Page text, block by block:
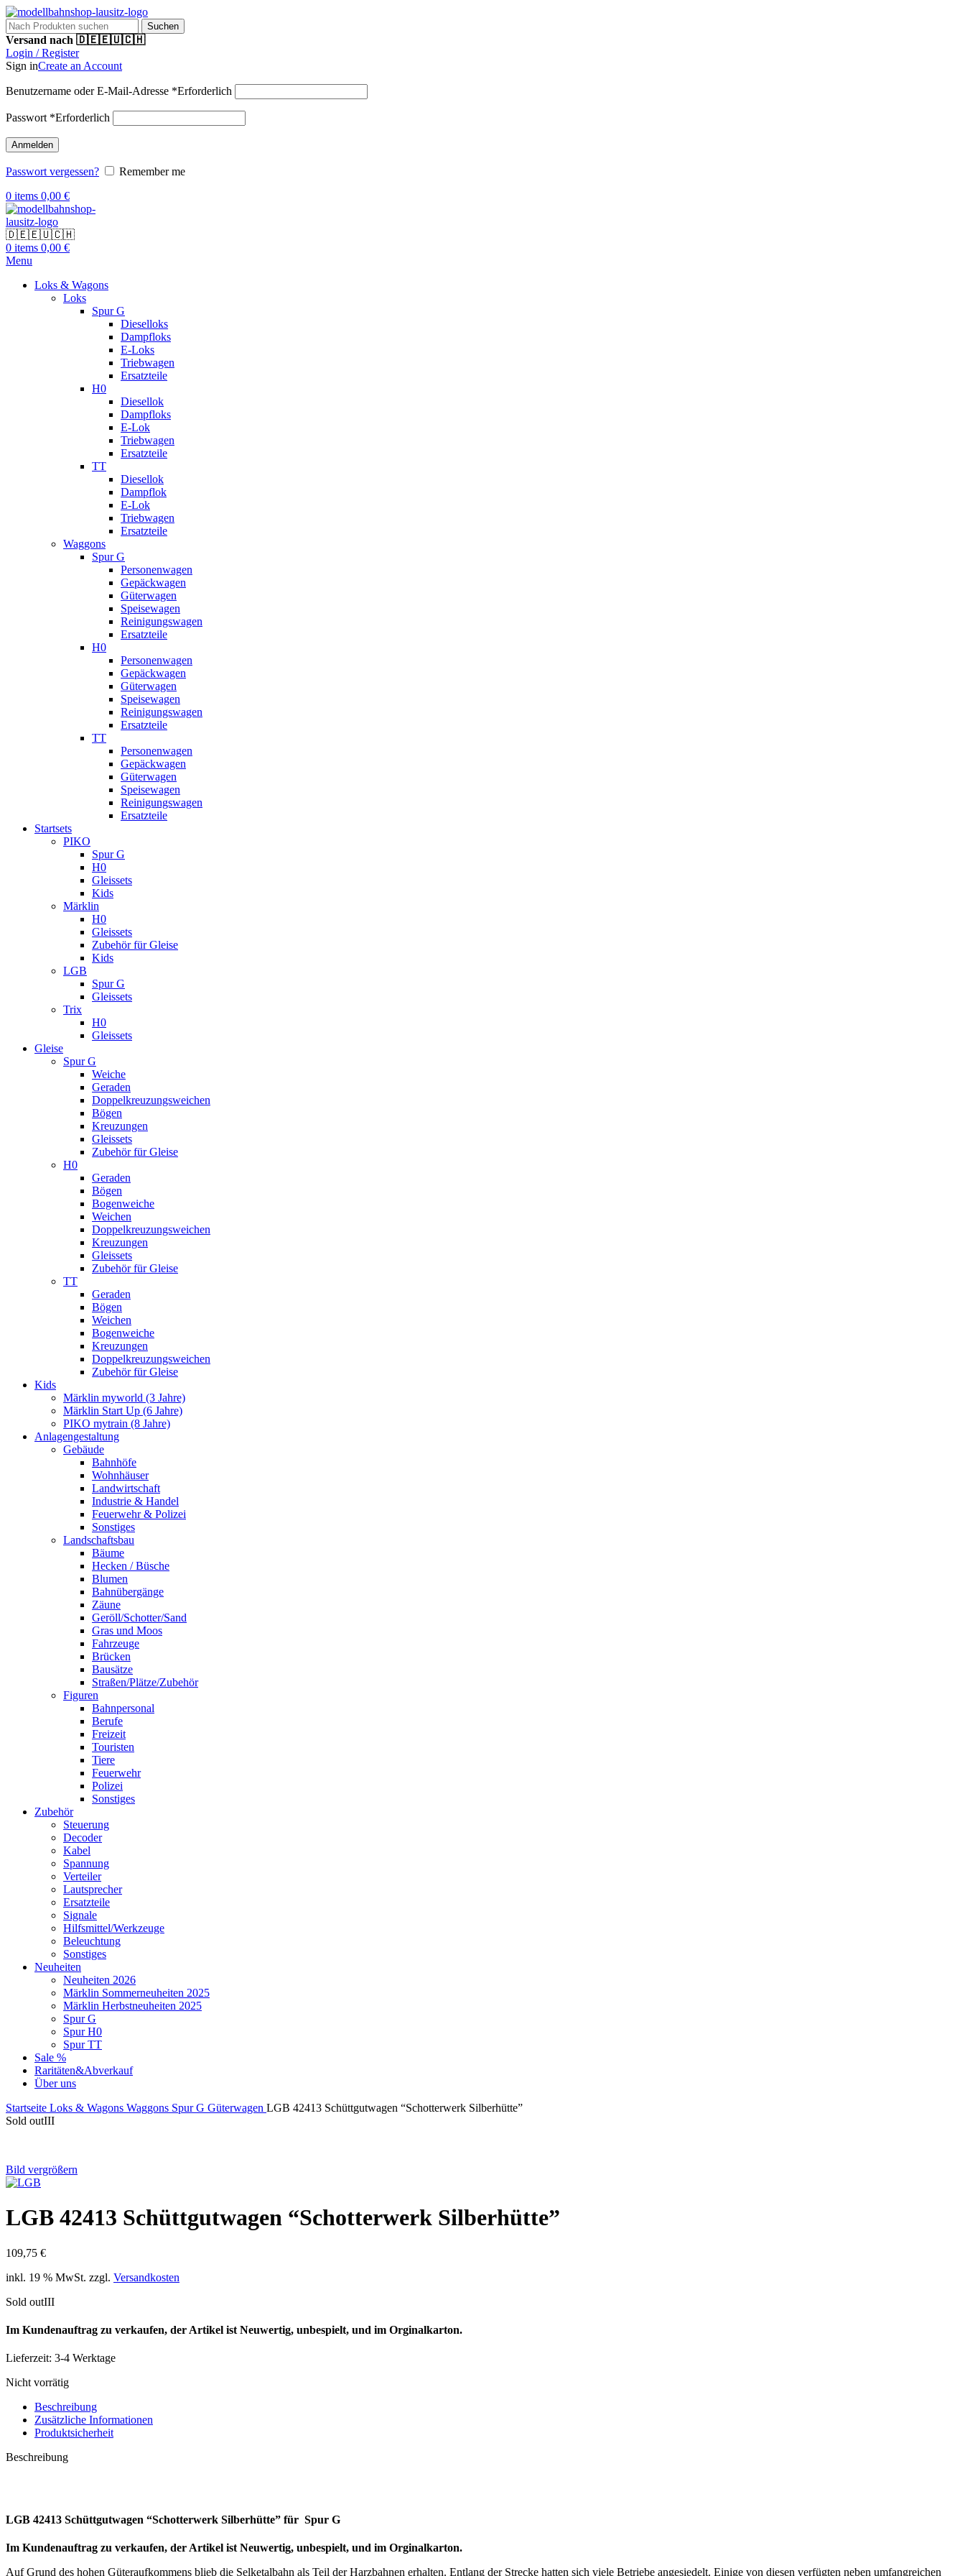
Suchen
Versand nach 🇩🇪🇪🇺🇨🇭
Login / Register
Sign inCreate an Account
Benutzername oder E-Mail-Adresse *Erforderlich
Passwort *Erforderlich
Anmelden
Passwort vergessen?
Remember me
0 items 0,00 €
🇩🇪🇪🇺🇨🇭
0 items 0,00 €
Menu
Loks & Wagons
Loks
Spur G
Dieselloks
Dampfloks
E-Loks
Triebwagen
Ersatzteile
H0
Diesellok
Dampfloks
E-Lok
Triebwagen
Ersatzteile
TT
Diesellok
Dampflok
E-Lok
Triebwagen
Ersatzteile
Waggons
Spur G
Personenwagen
Gepäckwagen
Güterwagen
Speisewagen
Reinigungswagen
Ersatzteile
H0
Personenwagen
Gepäckwagen
Güterwagen
Speisewagen
Reinigungswagen
Ersatzteile
TT
Personenwagen
Gepäckwagen
Güterwagen
Speisewagen
Reinigungswagen
Ersatzteile
Startsets
PIKO
Spur G
H0
Gleissets
Kids
Märklin
H0
Gleissets
Zubehör für Gleise
Kids
LGB
Spur G
Gleissets
Trix
H0
Gleissets
Gleise
Spur G
Weiche
Geraden
Doppelkreuzungsweichen
Bögen
Kreuzungen
Gleissets
Zubehör für Gleise
H0
Geraden
Bögen
Bogenweiche
Weichen
Doppelkreuzungsweichen
Kreuzungen
Gleissets
Zubehör für Gleise
TT
Geraden
Bögen
Weichen
Bogenweiche
Kreuzungen
Doppelkreuzungsweichen
Zubehör für Gleise
Kids
Märklin myworld (3 Jahre)
Märklin Start Up (6 Jahre)
PIKO mytrain (8 Jahre)
Anlagengestaltung
Gebäude
Bahnhöfe
Wohnhäuser
Landwirtschaft
Industrie & Handel
Feuerwehr & Polizei
Sonstiges
Landschaftsbau
Bäume
Hecken / Büsche
Blumen
Bahnübergänge
Zäune
Geröll/Schotter/Sand
Gras und Moos
Fahrzeuge
Brücken
Bausätze
Straßen/Plätze/Zubehör
Figuren
Bahnpersonal
Berufe
Freizeit
Touristen
Tiere
Feuerwehr
Polizei
Sonstiges
Zubehör
Steuerung
Decoder
Kabel
Spannung
Verteiler
Lautsprecher
Ersatzteile
Signale
Hilfsmittel/Werkzeuge
Beleuchtung
Sonstiges
Neuheiten
Neuheiten 2026
Märklin Sommerneuheiten 2025
Märklin Herbstneuheiten 2025
Spur G
Spur H0
Spur TT
Sale %
Raritäten&Abverkauf
Über uns
Startseite Loks & Wagons Waggons Spur G Güterwagen LGB 42413 Schüttgutwagen “Schotterwerk Silberhütte”
Sold outIII
Bild vergrößern
LGB 42413 Schüttgutwagen “Schotterwerk Silberhütte”
109,75 €
inkl. 19 % MwSt. zzgl. Versandkosten
Sold outIII
Im Kundenauftrag zu verkaufen, der Artikel ist Neuwertig, unbespielt, und im Orginalkarton.
Lieferzeit: 3-4 Werktage
Nicht vorrätig
Beschreibung
Zusätzliche Informationen
Produktsicherheit
Beschreibung
LGB 42413 Schüttgutwagen “Schotterwerk Silberhütte” für Spur G
Im Kundenauftrag zu verkaufen, der Artikel ist Neuwertig, unbespielt, und im Orginalkarton.
Auf Grund des hohen Güteraufkommens blieb die Selketalbahn als Teil der Harzbahnen erhalten. Entlang der Strecke hatten sich viele Betriebe angesiedelt. Einige von diesen verfügten neben umfangreichen